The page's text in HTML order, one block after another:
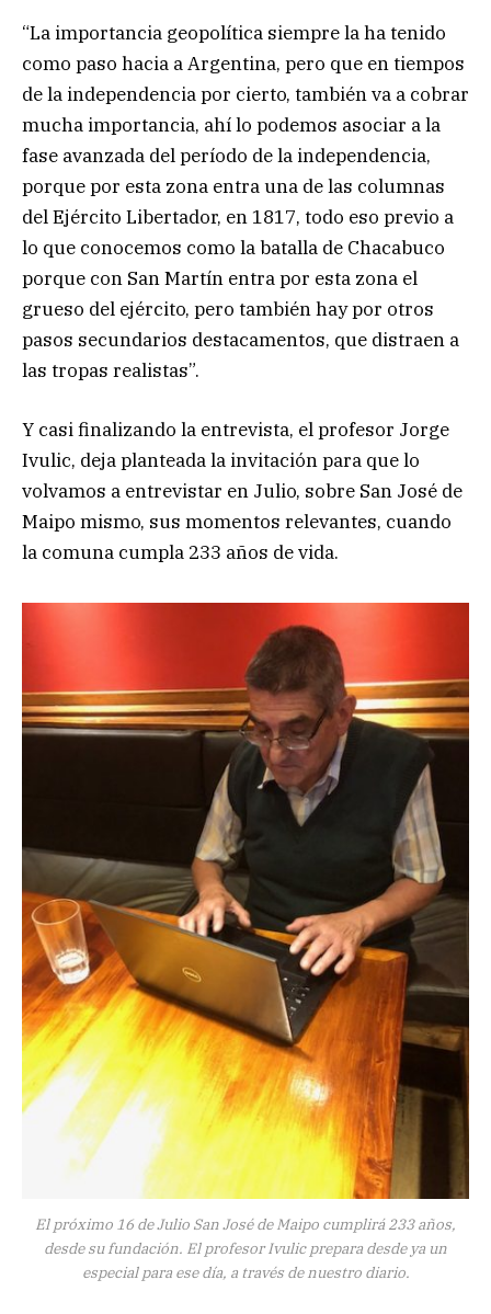
“La importancia geopolítica siempre la ha tenido
como paso hacia a Argentina, pero que en tiempos
de la independencia por cierto, también va a cobrar
mucha importancia, ahí lo podemos asociar a la
fase avanzada del período de la independencia,
porque por esta zona entra una de las columnas
del Ejército Libertador, en 1817, todo eso previo a
lo que conocemos como la batalla de Chacabuco
porque con San Martín entra por esta zona el
grueso del ejército, pero también hay por otros
pasos secundarios destacamentos, que distraen a
las tropas realistas”.
Y casi finalizando la entrevista, el profesor Jorge
Ivulic, deja planteada la invitación para que lo
volvamos a entrevistar en Julio, sobre San José de
Maipo mismo, sus momentos relevantes, cuando
la comuna cumpla 233 años de vida.
El próximo 16 de Julio San José de Maipo cumplirá 233 años,
desde su fundación. El profesor Ivulic prepara desde ya un
especial para ese día, a través de nuestro diario.